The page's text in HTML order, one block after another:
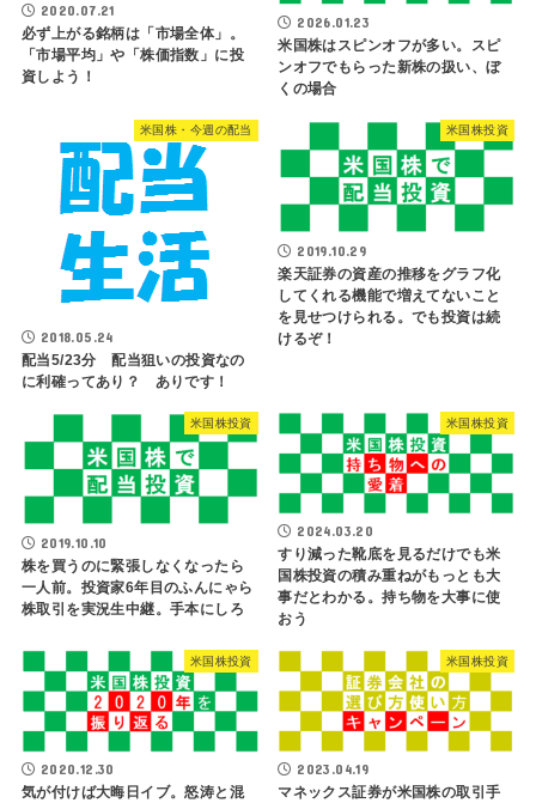
2020.07.21
必ず上がる銘柄は「市場全体」。
「市場平均」や「株価指数」に投
資しよう！
2026.01.23
米国株はスピンオフが多い。スピ
ンオフでもらった新株の扱い、ぼ
くの場合
米国株・今週の配当
2018.05.24
配当5/23分 配当狙いの投資なの
に利確ってあり？ ありです！
米国株投資
2019.10.29
楽天証券の資産の推移をグラフ化
してくれる機能で増えてないこと
を見せつけられる。でも投資は続
けるぞ！
米国株投資
2019.10.10
株を買うのに緊張しなくなったら
一人前。投資家6年目のふんにゃら
株取引を実況生中継。手本にしろ
米国株投資
2024.03.20
すり減った靴底を見るだけでも米
国株投資の積み重ねがもっとも大
事だとわかる。持ち物を大事に使
おう
米国株投資
2020.12.30
気が付けば大晦日イブ。怒涛と混
米国株投資
2023.04.19
マネックス証券が米国株の取引手